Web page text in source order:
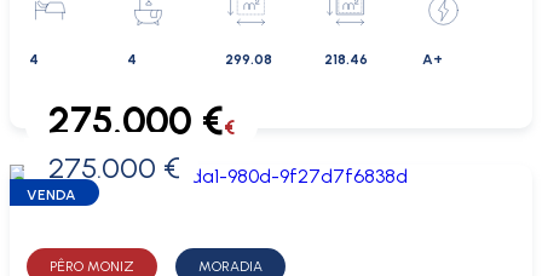
4 4 299.08 218.46 A+
0 €
275.000 €€
275.000 €
VENDA
PÊRO MONIZ MORADIA